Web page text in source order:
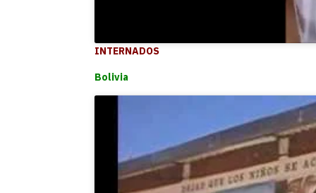
INTERNADOS
Bolivia